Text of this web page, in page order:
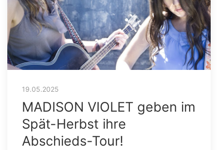
19.05.2025
MADISON VIOLET geben im
Spät-Herbst ihre
Abschieds-Tour!